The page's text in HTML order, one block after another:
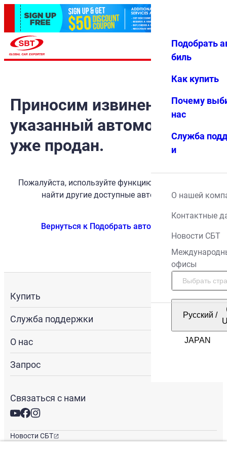
Избранн
Меню
Подобрать
биль
Как купить
Почему
нас
Служба
и
О нашей
Контактные
Новости СБТ
офисы
Русский /
Приносим извинения, но
указанный автомобиль
уже продан.
Пожалуйста, используйте функцию поиска, чтобы
найти другие доступные автомобили.
Вернуться к Подобрать автомобиль
Купить
Служба поддержки
О нас
Запрос
Связаться с нами
Новости СБТ